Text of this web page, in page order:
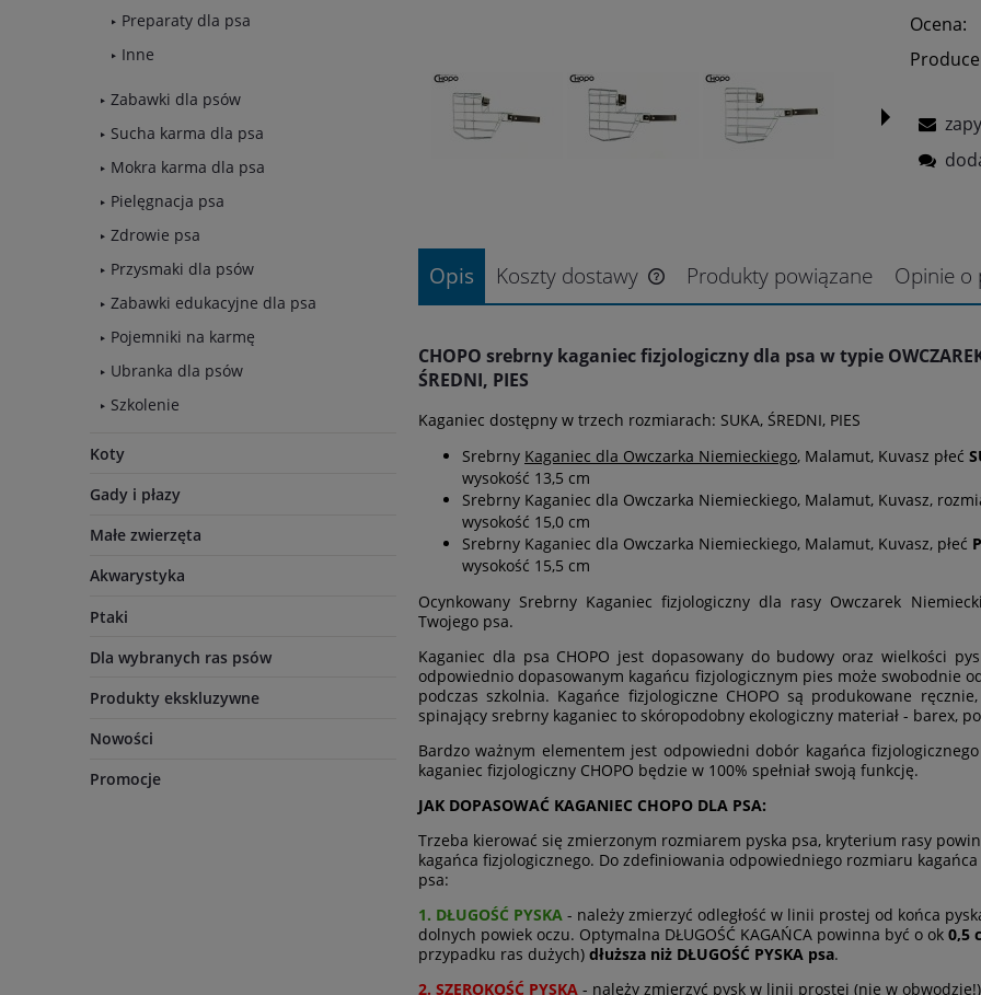
Preparaty dla psa
Inne
Zabawki dla psów
Sucha karma dla psa
Mokra karma dla psa
Pielęgnacja psa
Zdrowie psa
Przysmaki dla psów
Zabawki edukacyjne dla psa
Pojemniki na karmę
Ubranka dla psów
Szkolenie
Koty
Gady i płazy
Małe zwierzęta
Akwarystyka
Ptaki
Dla wybranych ras psów
Produkty ekskluzywne
Nowości
Promocje
Ocena:
Opis Koszty dostawy Produkty powiązane Opinie o
CHOPO srebrny kaganiec fizjologiczny dla psa w typie
ŚREDNI, PIES
Kaganiec dostępny w trzech rozmiarach: SUKA, ŚREDNI, PIES
Srebrny Kaganiec dla Owczarka Niemieckiego, Malamut, Kuvasz płeć
wysokość 13,5 cm
Srebrny Kaganiec dla Owczarka Niemieckiego, Malamut, Kuvasz,
wysokość 15,0 cm
Srebrny Kaganiec dla Owczarka Niemieckiego, Malamut, Kuvasz, płeć
wysokość 15,5 cm
Ocynkowany Srebrny Kaganiec fizjologiczny dla rasy Owczarek
Twojego psa.
Kaganiec dla psa CHOPO jest dopasowany do budowy oraz wielkości
odpowiednio dopasowanym kagańcu fizjologicznym pies może swobodnie
podczas szkolnia. Kagańce fizjologiczne CHOPO są produkowane
spinający srebrny kaganiec to skóropodobny ekologiczny materiał - barex,
Bardzo ważnym elementem jest odpowiedni dobór kagańca
kaganiec fizjologiczny CHOPO będzie w 100% spełniał swoją funkcję.
JAK DOPASOWAĆ KAGANIEC CHOPO DLA PSA:
Trzeba kierować się zmierzonym rozmiarem pyska psa, kryterium rasy
kagańca fizjologicznego. Do zdefiniowania odpowiedniego rozmiaru
psa:
1. DŁUGOŚĆ PYSKA - należy zmierzyć odległość w linii prostej od końca
dolnych powiek oczu. Optymalna DŁUGOŚĆ KAGAŃCA powinna być o ok 0,5
przypadku ras dużych) dłuższa niż DŁUGOŚĆ PYSKA psa.
2. SZEROKOŚĆ PYSKA - należy zmierzyć pysk w linii prostej (nie w